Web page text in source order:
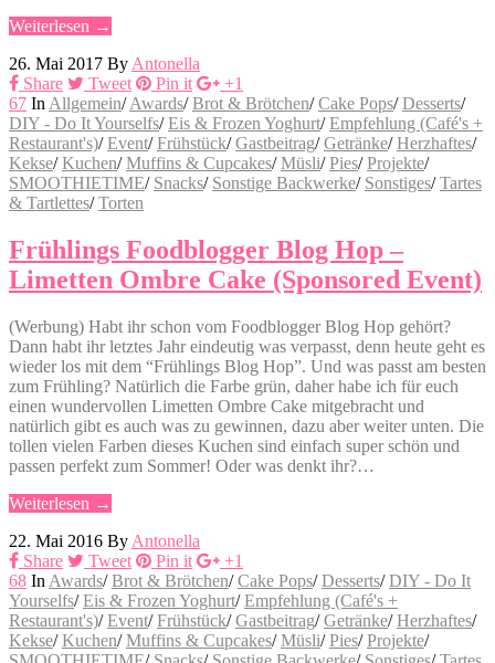
Weiterlesen →
26. Mai 2017 By Antonella
Share
Tweet Pin it
+1
67 In Allgemein/ Awards/ Brot & Brötchen/ Cake Pops/ Desserts/
DIY - Do It Yourselfs/ Eis & Frozen Yoghurt/ Empfehlung (Café's +
Restaurant's)/ Event/ Frühstück/ Gastbeitrag/ Getränke/ Herzhaftes/
Kekse/ Kuchen/ Muffins & Cupcakes/ Müsli/ Pies/ Projekte/
SMOOTHIETIME/ Snacks/ Sonstige Backwerke/ Sonstiges/ Tartes
& Tartlettes/ Torten
Frühlings Foodblogger Blog Hop –
Limetten Ombre Cake (Sponsored Event)
(Werbung) Habt ihr schon vom Foodblogger Blog Hop gehört?
Dann habt ihr letztes Jahr eindeutig was verpasst, denn heute geht es
wieder los mit dem “Frühlings Blog Hop”. Und was passt am besten
zum Frühling? Natürlich die Farbe grün, daher habe ich für euch
einen wundervollen Limetten Ombre Cake mitgebracht und
natürlich gibt es auch was zu gewinnen, dazu aber weiter unten. Die
tollen vielen Farben dieses Kuchen sind einfach super schön und
passen perfekt zum Sommer! Oder was denkt ihr?…
Weiterlesen →
22. Mai 2016 By Antonella
Share
Tweet Pin it
+1
68 In Awards/ Brot & Brötchen/ Cake Pops/ Desserts/ DIY - Do It
Yourselfs/ Eis & Frozen Yoghurt/ Empfehlung (Café's +
Restaurant's)/ Event/ Frühstück/ Gastbeitrag/ Getränke/ Herzhaftes/
Kekse/ Kuchen/ Muffins & Cupcakes/ Müsli/ Pies/ Projekte/